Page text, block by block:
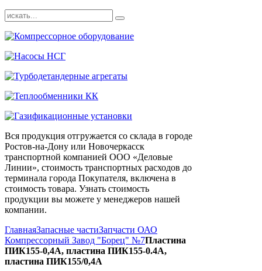
Вся продукция отгружается со склада в городе
Ростов-на-Дону или Новочеркасск
транспортной компанией ООО «Деловые
Линии», стоимость транспортных расходов до
терминала города Покупателя, включена в
стоимость товара. Узнать стоимость
продукции вы можете у менеджеров нашей
компании.
ГлавнаяЗапасные частиЗапчасти ОАО
Компрессорный Завод "Борец" №7Пластина
ПИК155-0,4А, пластина ПИК155-0.4А,
пластина ПИК155/0,4А